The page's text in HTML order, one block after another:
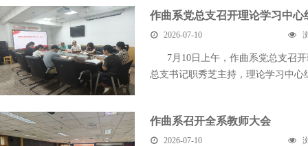
作曲系党总支召开理论学习中心
2026-07-10
7月10日上午，作曲系党总支召
总支书记职秀芝主持，理论学习中心
作曲系召开全系教师大会
2026-07-10